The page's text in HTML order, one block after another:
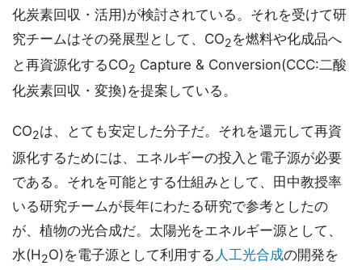
化炭素回収・活用)が検討されている。それを受けて研
究チームはその発展型として、CO2を燃料や化成品へ
と再資源化するCO2 Capture & Conversion(CCC:二酸
化炭素回収・変換)を提案している。
CO2は、とても安定した分子だ。それを還元して再資
源化するためには、エネルギーの投入と電子源が必要
である。それを可能とする仕組みとして、田中教授率
いる研究チームが長年にわたる研究で参考としたの
が、植物の光合成だ。太陽光をエネルギー源として、
水(H2O)を電子源として利用する 人工光合成の開発を